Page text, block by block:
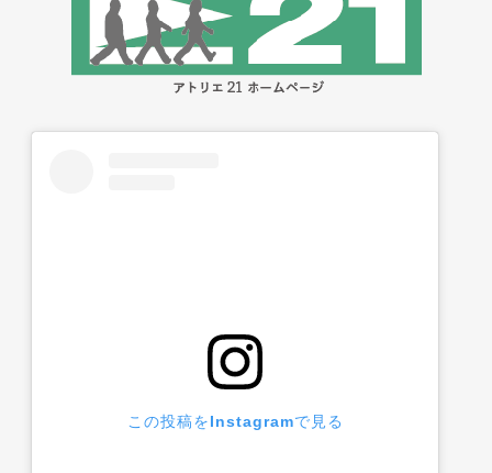
この投稿をInstagramで見る